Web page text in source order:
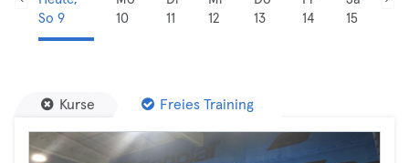
So 9
10
11
12
13
14
15
Kurse Freies Training